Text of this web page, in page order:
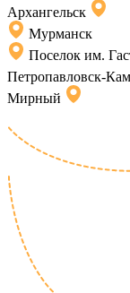
Архангельск
Мурманск
Поселок им.
Петропавловск-
Мирный